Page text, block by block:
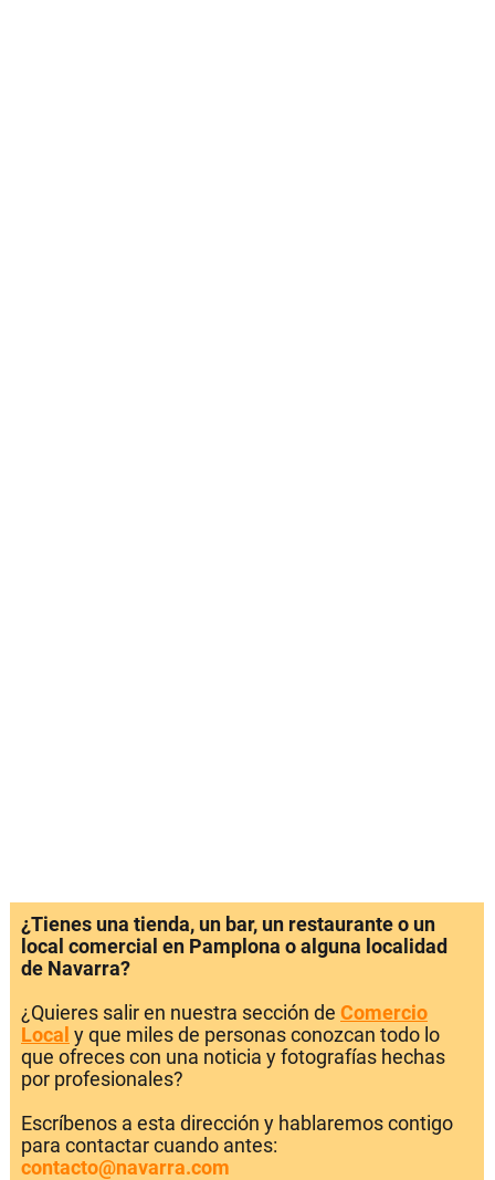
¿Tienes una tienda, un bar, un restaurante o un
local comercial en Pamplona o alguna localidad
de Navarra?
¿Quieres salir en nuestra sección de Comercio
Local y que miles de personas conozcan todo lo
que ofreces con una noticia y fotografías hechas
por profesionales?
Escríbenos a esta dirección y hablaremos contigo
para contactar cuando antes:
contacto@navarra.com